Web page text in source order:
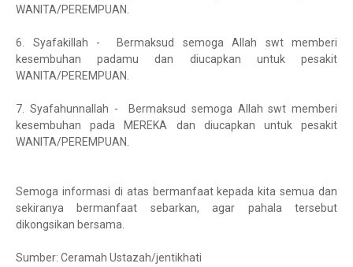
WANITA/PEREMPUAN.
6. Syafakillah - Bermaksud semoga Allah swt memberi
kesembuhan padamu dan diucapkan untuk pesakit
WANITA/PEREMPUAN.
7. Syafahunnallah - Bermaksud semoga Allah swt memberi
kesembuhan pada MEREKA dan diucapkan untuk pesakit
WANITA/PEREMPUAN.
Semoga informasi di atas bermanfaat kepada kita semua dan
sekiranya bermanfaat sebarkan, agar pahala tersebut
dikongsikan bersama.
Sumber: Ceramah Ustazah/jentikhati